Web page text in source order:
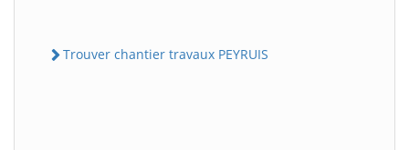
Trouver chantier travaux PEYRUIS